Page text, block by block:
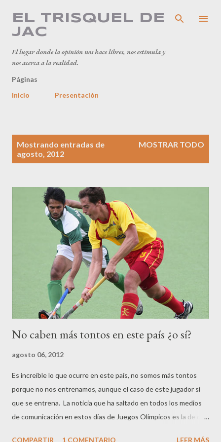
Ir al contenido principal
EL TRISQUEL DE
JAC
El lugar donde la opinión nos hace libres, nos estimula y
nos acerca a la realidad.
Páginas
Inicio
Presentación
Mostrando entradas de
agosto, 2012
MOSTRAR TODO
No caben más tontos en este país ¿o sí?
agosto 06, 2012
Es increíble lo que ocurre en este país, no somos más tontos
porque no nos entrenamos, aunque el caso de este jugador sí
que se entrena. La noticia que ha saltado en todos los medios
de comunicación en estos días de Juegos Olímpicos es la de que
COMPARTIR 1 COMENTARIO LEER MÁS